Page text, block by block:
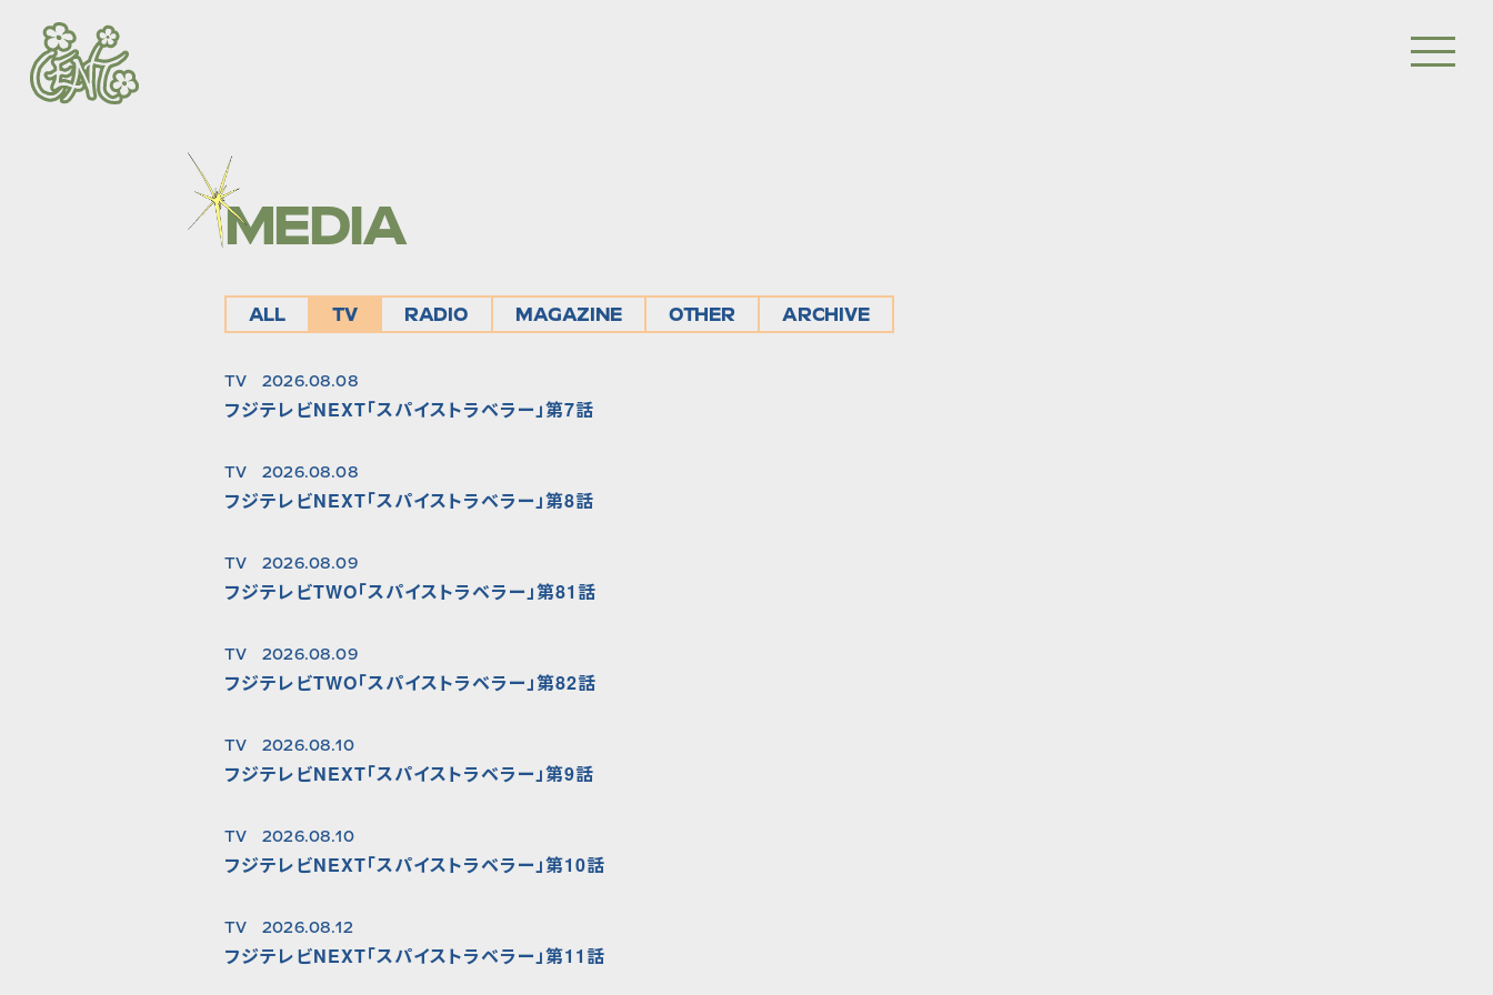
MEDIA
ALL TV RADIO MAGAZINE OTHER ARCHIVE
TV 2026.08.08
フジテレビNEXT「スパイストラベラー」第7話
TV 2026.08.08
フジテレビNEXT「スパイストラベラー」第8話
TV 2026.08.09
フジテレビTWO「スパイストラベラー」第81話
TV 2026.08.09
フジテレビTWO「スパイストラベラー」第82話
TV 2026.08.10
フジテレビNEXT「スパイストラベラー」第9話
TV 2026.08.10
フジテレビNEXT「スパイストラベラー」第10話
TV 2026.08.12
フジテレビNEXT「スパイストラベラー」第11話